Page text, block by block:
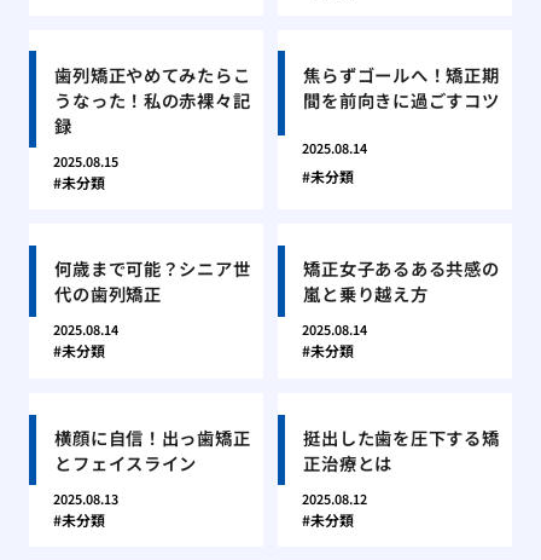
歯列矯正やめてみたらこ
うなった！私の赤裸々記
録
2025.08.15
未分類
焦らずゴールへ！矯正期
間を前向きに過ごすコツ
2025.08.14
未分類
何歳まで可能？シニア世
代の歯列矯正
2025.08.14
未分類
矯正女子あるある共感の
嵐と乗り越え方
2025.08.14
未分類
横顔に自信！出っ歯矯正
とフェイスライン
2025.08.13
未分類
挺出した歯を圧下する矯
正治療とは
2025.08.12
未分類